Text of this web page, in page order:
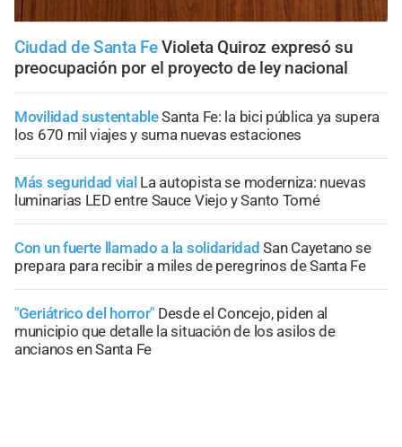
Ciudad de Santa Fe Violeta Quiroz expresó su
preocupación por el proyecto de ley nacional
Movilidad sustentableSanta Fe: la bici pública ya supera
los 670 mil viajes y suma nuevas estaciones
Más seguridad vial La autopista se moderniza: nuevas
luminarias LED entre Sauce Viejo y Santo Tomé
Con un fuerte llamado a la solidaridad San Cayetano se
prepara para recibir a miles de peregrinos de Santa Fe
"Geriátrico del horror" Desde el Concejo, piden al
municipio que detalle la situación de los asilos de
ancianos en Santa Fe